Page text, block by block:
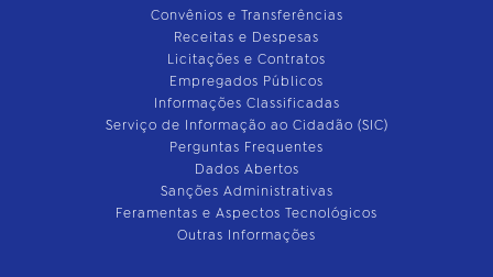
Convênios e Transferências
Receitas e Despesas
Licitações e Contratos
Empregados Públicos
Informações Classificadas
Serviço de Informação ao Cidadão (SIC)
Perguntas Frequentes
Dados Abertos
Sanções Administrativas
Feramentas e Aspectos Tecnológicos
Outras Informações